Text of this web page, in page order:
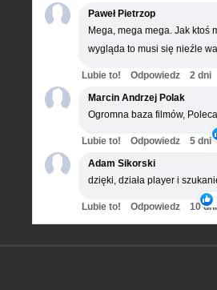
Paweł Pietrzop
Mega, mega mega. Jak ktoś
wygląda to musi się nieźle
Lubie to! Odpowiedz
2 dni
Marcin Andrzej Polak
Ogromna baza filmów,
Lubie to! Odpowiedz
5 dni
Adam Sikorski
dzięki, działa player i
Lubie to! Odpowiedz 10 dni